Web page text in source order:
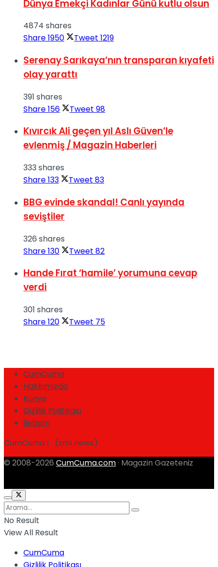
Dünya Emekçi Kadınlar Günü kutlu olsun
4874 shares
Share1950 Tweet 1219
Serenay Sarıkaya’nın transparan kıyafeti
olay yarattı
391 shares
Share156 Tweet 98
Kıvırcık Ali geçen yıl Aslı Güven’le
evlenmiş / Magazin Haberleri
333 shares
Share133 Tweet 83
BBG evinde skandal! Canlı yayında
seviştiler
326 shares
Share130 Tweet 82
Hande Fırat ‘hamile’ yorumuna cevap
verdi
301 shares
Share120 Tweet 75
CumCuma
Hakkımızda
Künye
Gizlilik Politikası
İletişim
CumCuma | (xml news)
© 2008-2026 CumCuma.com · Magazin Gazeteniz
No Result
View All Result
CumCuma